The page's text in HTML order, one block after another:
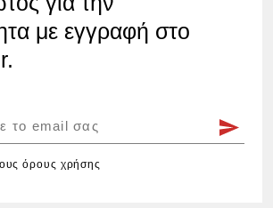
με εγγραφή στο
όρους χρήσης